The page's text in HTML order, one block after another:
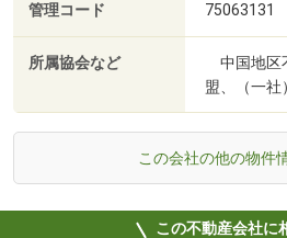
管理コード 75063131
所属協会など
中国地区
盟、（一社
この会社の他の物件
この不動産会社に